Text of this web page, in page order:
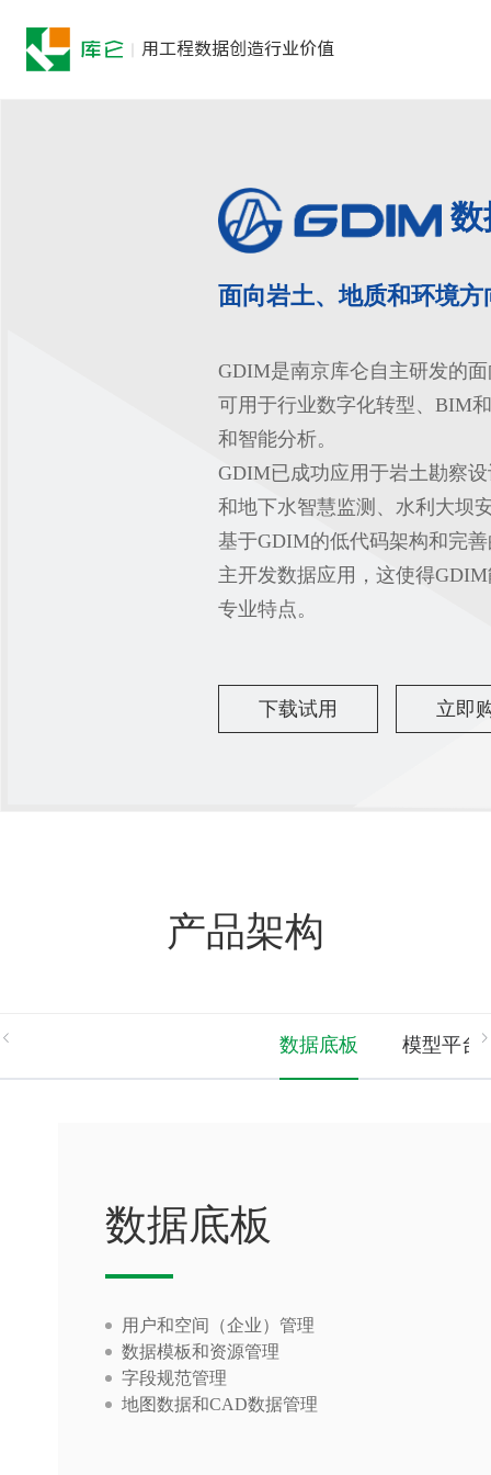
数
面向岩土、地质和环境方
GDIM是南京库仑自主研发的
可用于行业数字化转型、BIM
和智能分析。
GDIM已成功应用于岩土勘察
和地下水智慧监测、水利大坝
基于GDIM的低代码架构和完
主开发数据应用，这使得
专业特点。
下载试用 立即
产品架构
数据底板 模型平台
数据底板
用户和空间（企业）管理
数据模板和资源管理
字段规范管理
地图数据和CAD数据管理